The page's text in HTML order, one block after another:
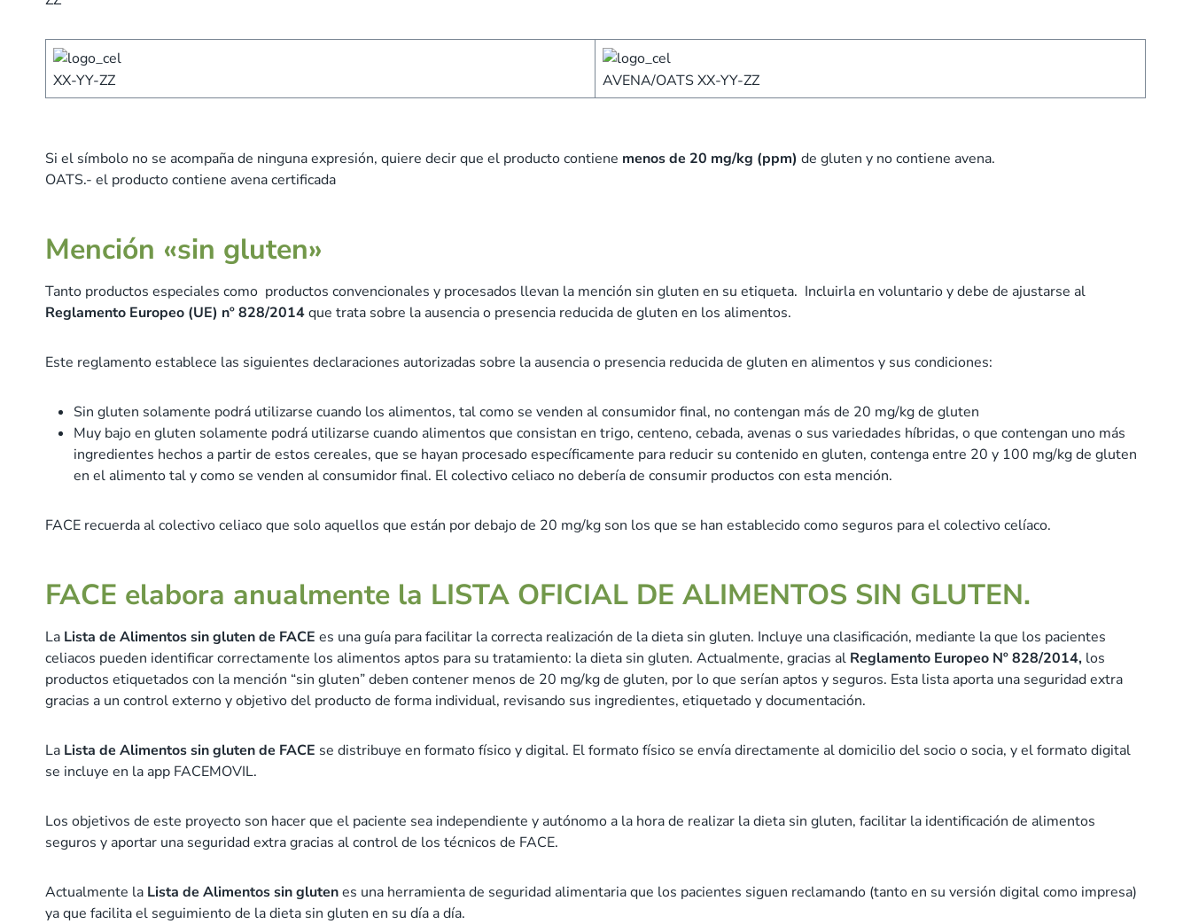
XX-YY-ZZ AVENA/OATS XX-YY-ZZ
Si el símbolo no se acompaña de ninguna expresión, quiere decir que el producto contiene menos de 20 mg/kg (ppm) de gluten y no contiene avena.
OATS.- el producto contiene avena certificada
Mención «sin gluten»
Tanto productos especiales como productos convencionales y procesados llevan la mención sin gluten en su etiqueta. Incluirla en voluntario y debe de ajustarse al
Reglamento Europeo (UE) nº 828/2014que trata sobre la ausencia o presencia reducida de gluten en los alimentos.
Este reglamento establece las siguientes declaraciones autorizadas sobre la ausencia o presencia reducida de gluten en alimentos y sus condiciones:
Sin gluten solamente podrá utilizarse cuando los alimentos, tal como se venden al consumidor final, no contengan más de 20 mg/kg de gluten
Muy bajo en gluten solamente podrá utilizarse cuando alimentos que consistan en trigo, centeno, cebada, avenas o sus variedades híbridas, o que contengan uno más
ingredientes hechos a partir de estos cereales, que se hayan procesado específicamente para reducir su contenido en gluten, contenga entre 20 y 100 mg/kg de gluten
en el alimento tal y como se venden al consumidor final. El colectivo celiaco no debería de consumir productos con esta mención.
FACE recuerda al colectivo celiaco que solo aquellos que están por debajo de 20 mg/kg son los que se han establecido como seguros para el colectivo celíaco.
FACE elabora anualmente la LISTA OFICIAL DE ALIMENTOS SIN GLUTEN.
La Lista de Alimentos sin gluten de FACE es una guía para facilitar la correcta realización de la dieta sin gluten. Incluye una clasificación, mediante la que los pacientes
celiacos pueden identificar correctamente los alimentos aptos para su tratamiento: la dieta sin gluten. Actualmente, gracias al Reglamento Europeo Nº 828/2014, los
productos etiquetados con la mención “sin gluten” deben contener menos de 20 mg/kg de gluten, por lo que serían aptos y seguros. Esta lista aporta una seguridad extra
gracias a un control externo y objetivo del producto de forma individual, revisando sus ingredientes, etiquetado y documentación.
La Lista de Alimentos sin gluten de FACE se distribuye en formato físico y digital. El formato físico se envía directamente al domicilio del socio o socia, y el formato digital
se incluye en la app FACEMOVIL.
Los objetivos de este proyecto son hacer que el paciente sea independiente y autónomo a la hora de realizar la dieta sin gluten, facilitar la identificación de alimentos
seguros y aportar una seguridad extra gracias al control de los técnicos de FACE.
Actualmente la Lista de Alimentos sin glutenes una herramienta de seguridad alimentaria que los pacientes siguen reclamando (tanto en su versión digital como impresa)
ya que facilita el seguimiento de la dieta sin gluten en su día a día.